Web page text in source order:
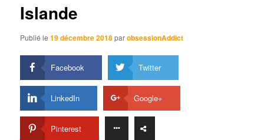
Islande
Publié le19 décembre 2018parobsessionAddict
Facebook Twitter
LinkedIn Google+
Pinterest